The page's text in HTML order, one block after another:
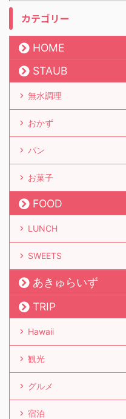
カテゴリー
HOME
STAUB
無水調理
おかず
パン
お菓子
FOOD
LUNCH
SWEETS
あきゅらいず
TRIP
Hawaii
観光
グルメ
宿泊